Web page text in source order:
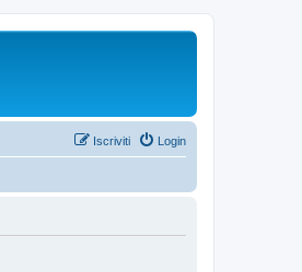
Login
Iscriviti